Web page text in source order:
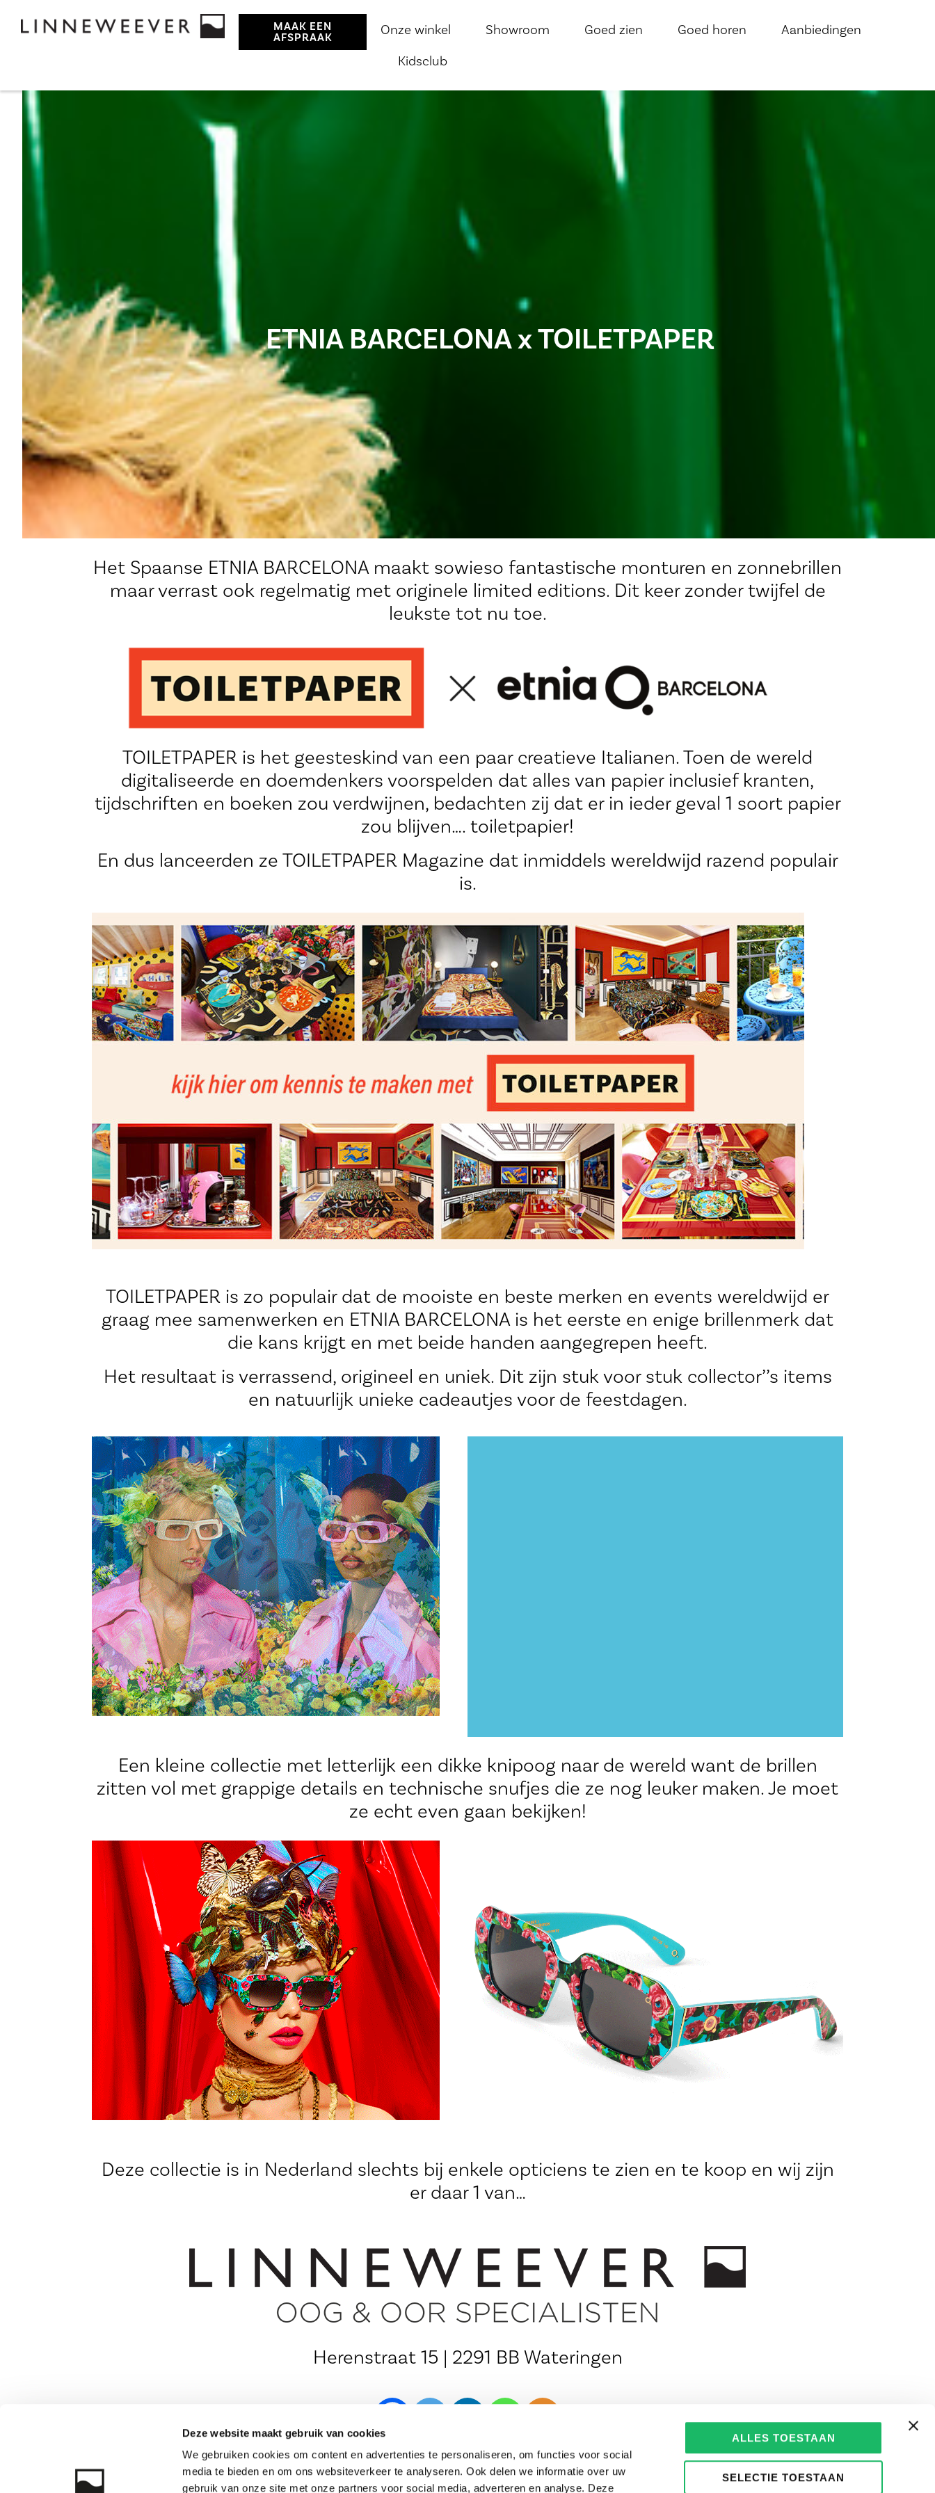
Deze website maakt gebruik van cookies
We gebruiken cookies om content en advertenties te personaliseren, om functies voor social
media te bieden en om ons websiteverkeer te analyseren. Ook delen we informatie over uw
gebruik van onze site met onze partners voor social media, adverteren en analyse. Deze
ALLES TOESTAAN
SELECTIE TOESTAAN
MAAK EEN
AFSPRAAK
Onze winkel Showroom Goed zien Goed horen
Aanbiedingen
Kidsclub
ETNIA BARCELONA x TOILETPAPER
Het Spaanse ETNIA BARCELONA maakt sowieso fantastische monturen en zonnebrillen
maar verrast ook regelmatig met originele limited editions. Dit keer zonder twijfel de
leukste tot nu toe.
TOILETPAPER is het geesteskind van een paar creatieve Italianen. Toen de wereld
digitaliseerde en doemdenkers voorspelden dat alles van papier inclusief kranten,
tijdschriften en boeken zou verdwijnen, bedachten zij dat er in ieder geval 1 soort papier
zou blijven…. toiletpapier!
En dus lanceerden ze TOILETPAPER Magazine dat inmiddels wereldwijd razend populair
is.
TOILETPAPER is zo populair dat de mooiste en beste merken en events wereldwijd er
graag mee samenwerken en ETNIA BARCELONA is het eerste en enige brillenmerk dat
die kans krijgt en met beide handen aangegrepen heeft.
Het resultaat is verrassend, origineel en uniek. Dit zijn stuk voor stuk collector’’s items
en natuurlijk unieke cadeautjes voor de feestdagen.
Een kleine collectie met letterlijk een dikke knipoog naar de wereld want de brillen
zitten vol met grappige details en technische snufjes die ze nog leuker maken. Je moet
ze echt even gaan bekijken!
Deze collectie is in Nederland slechts bij enkele opticiens te zien en te koop en wij zijn
er daar 1 van…
Herenstraat 15 | 2291 BB Wateringen